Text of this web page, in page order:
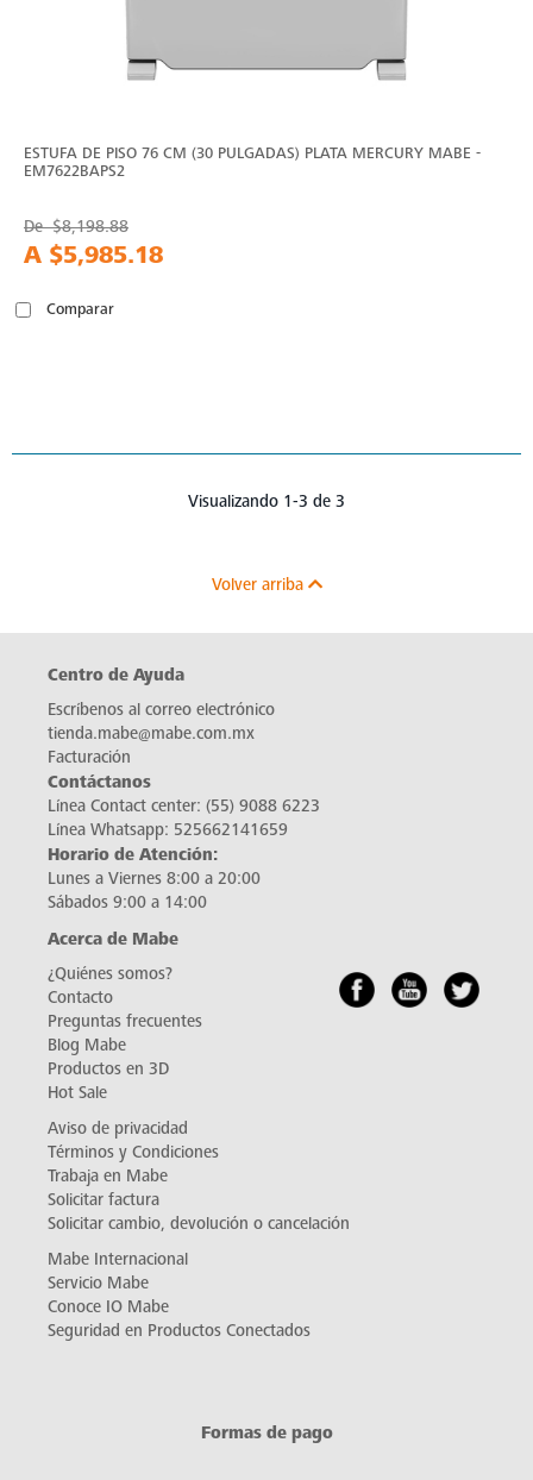
ESTUFA DE PISO 76 CM (30 PULGADAS) PLATA MERCURY MABE -
EM7622BAPS2
De$8,198.88
A $5,985.18
Comparar
Visualizando 1-3 de 3
Volver arriba
Centro de Ayuda
Escríbenos al correo electrónico
tienda.mabe@mabe.com.mx
Facturación
Contáctanos
Línea Contact center: (55) 9088 6223
Línea Whatsapp: 525662141659
Horario de Atención:
Lunes a Viernes 8:00 a 20:00
Sábados 9:00 a 14:00
Acerca de Mabe
¿Quiénes somos?
Contacto
Preguntas frecuentes
Blog Mabe
Productos en 3D
Hot Sale
Aviso de privacidad
Términos y Condiciones
Trabaja en Mabe
Solicitar factura
Solicitar cambio, devolución o cancelación
Mabe Internacional
Servicio Mabe
Conoce IO Mabe
Seguridad en Productos Conectados
Formas de pago